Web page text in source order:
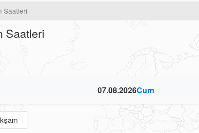
Saatleri
Saatleri
07.08.2026Cum